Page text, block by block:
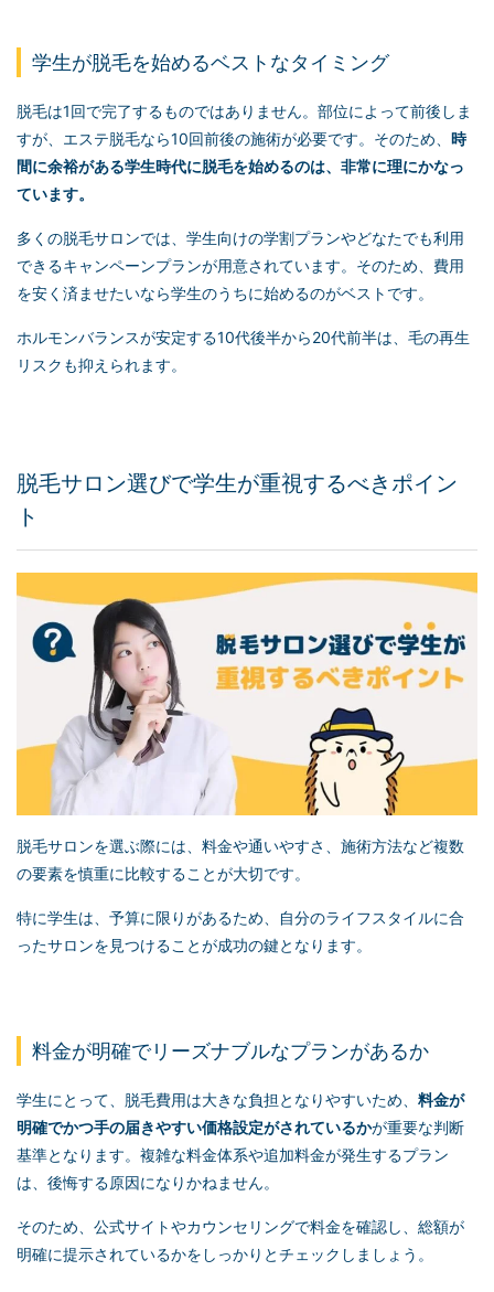
学生が脱毛を始めるベストなタイミング
脱毛は1回で完了するものではありません。部位によって前後しま
すが、エステ脱毛なら10回前後の施術が必要です。そのため、 時
間に余裕がある学生時代に脱毛を始めるのは、非常に理にかなっ
ています。
多くの脱毛サロンでは、学生向けの学割プランやどなたでも利用
できるキャンペーンプランが用意されています。そのため、費用
を安く済ませたいなら学生のうちに始めるのがベストです。
ホルモンバランスが安定する10代後半から20代前半は、毛の再生
リスクも抑えられます。
脱毛サロン選びで学生が重視するべきポイン
ト
脱毛サロンを選ぶ際には、料金や通いやすさ、施術方法など複数
の要素を慎重に比較することが大切です。
特に学生は、予算に限りがあるため、自分のライフスタイルに合
ったサロンを見つけることが成功の鍵となります。
料金が明確でリーズナブルなプランがあるか
学生にとって、脱毛費用は大きな負担となりやすいため、 料金が
明確でかつ手の届きやすい価格設定がされているかが重要な判断
基準となります。複雑な料金体系や追加料金が発生するプラン
は、後悔する原因になりかねません。
そのため、公式サイトやカウンセリングで料金を確認し、総額が
明確に提示されているかをしっかりとチェックしましょう。